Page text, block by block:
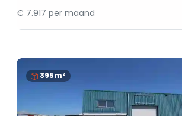
€ 7.917 per maand
395m²